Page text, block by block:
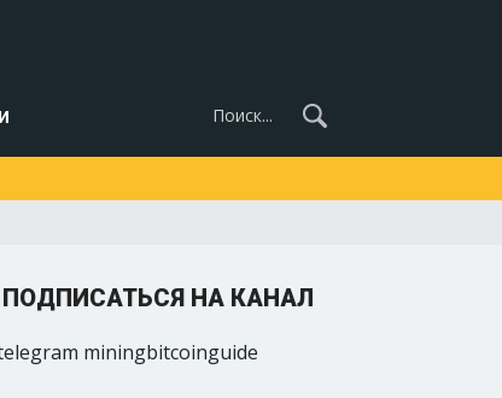
ПОДПИСАТЬСЯ НА КАНАЛ